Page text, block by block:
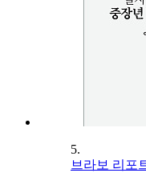
5.
브라보 리포